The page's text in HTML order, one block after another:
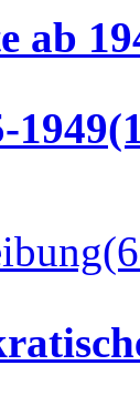
ab
1949